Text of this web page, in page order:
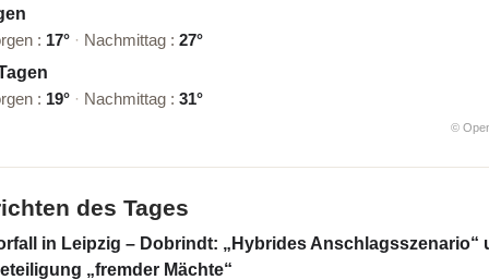
: 17° · Nachmittag : 27°
: 19° · Nachmittag : 31°
©
des Tages
in Leipzig – Dobrindt: „Hybrides Anschlagsszenario“
„fremder Mächte“